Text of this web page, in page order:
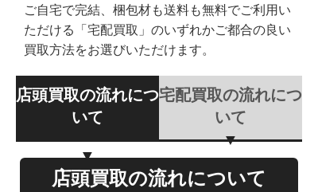
ご自宅で完結、梱包材も送料も無料でご利用い
ただける「宅配買取」のいずれかご都合の良い
買取方法をお選びいただけます。
店頭買取の流れにつ
いて
宅配買取の流れにつ
いて
店頭買取の流れについて